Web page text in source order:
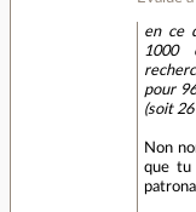
en ce
1000
pour
(soit
Non
que tu